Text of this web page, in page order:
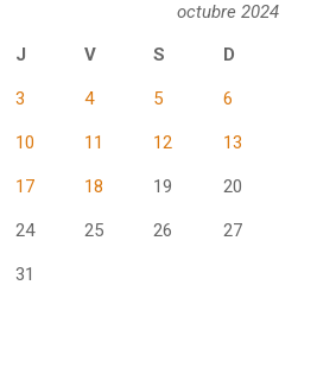
octubre 2024
J V S D
3 4 5 6
10 11 12 13
17 18 19 20
24 25 26 27
31